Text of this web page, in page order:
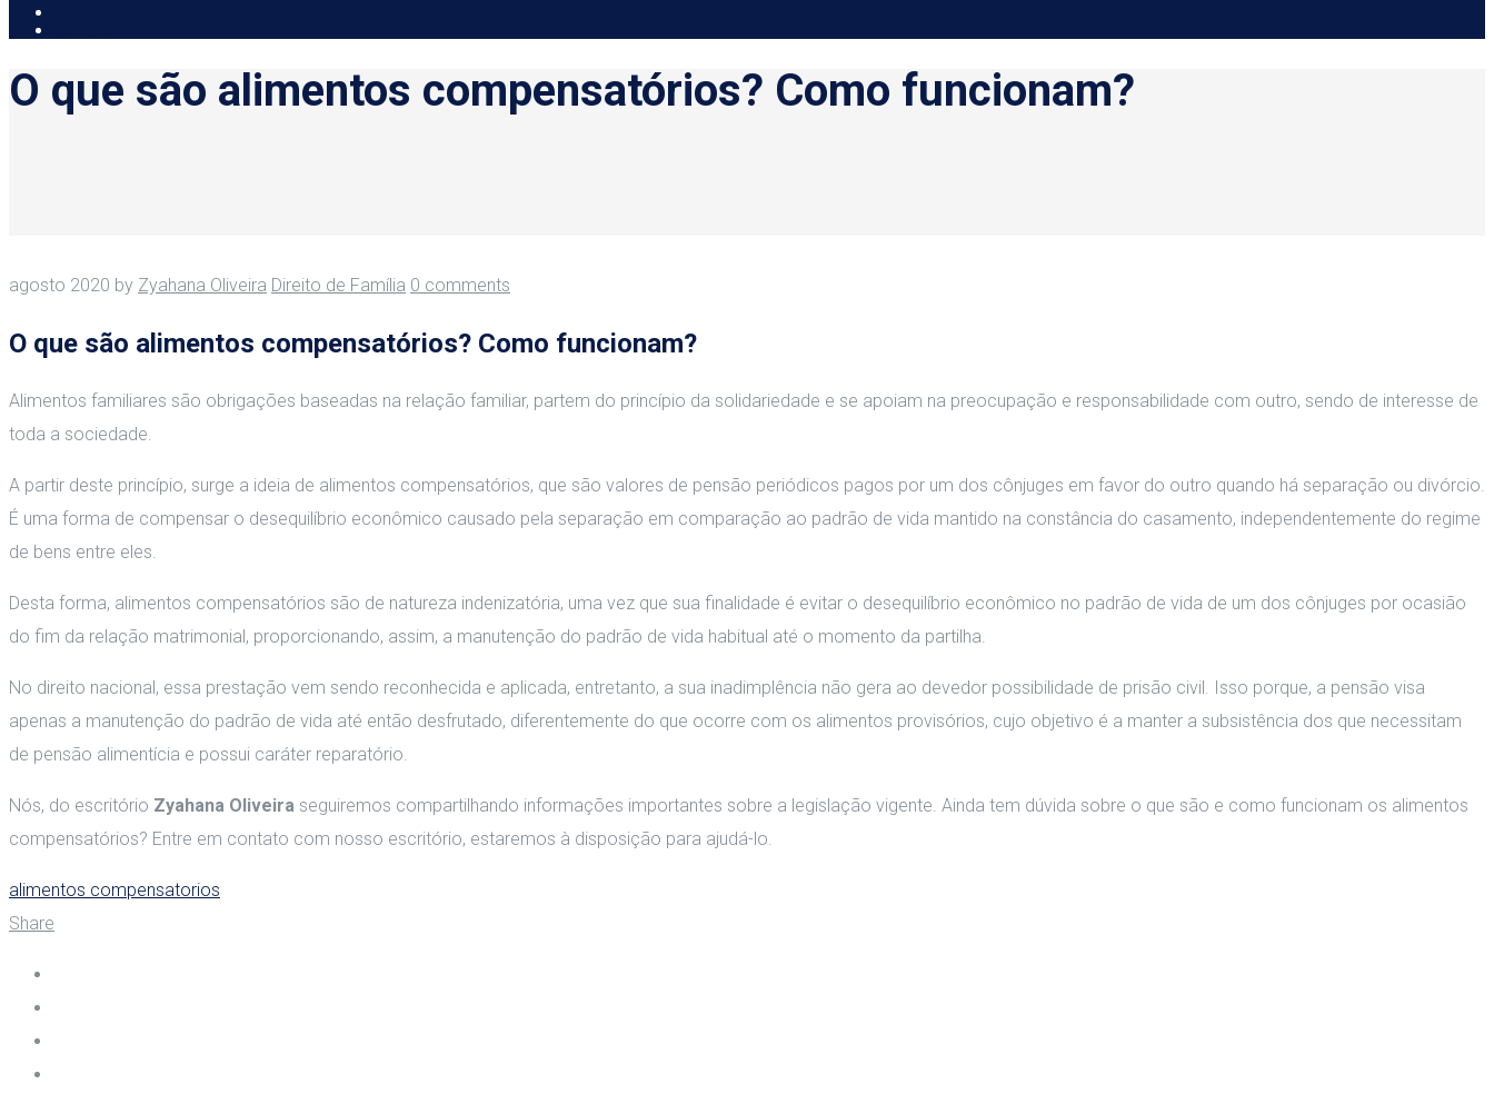
O que são alimentos compensatórios? Como funcionam?
agosto 2020 by Zyahana Oliveira Direito de Família 0 comments
O que são alimentos compensatórios? Como funcionam?
Alimentos familiares são obrigações baseadas na relação familiar, partem do princípio da solidariedade e se apoiam na preocupação e responsabilidade com outro, sendo de interesse de
toda a sociedade.
A partir deste princípio, surge a ideia de alimentos compensatórios, que são valores de pensão periódicos pagos por um dos cônjuges em favor do outro quando há separação ou divórcio.
É uma forma de compensar o desequilíbrio econômico causado pela separação em comparação ao padrão de vida mantido na constância do casamento, independentemente do regime
de bens entre eles.
Desta forma, alimentos compensatórios são de natureza indenizatória, uma vez que sua finalidade é evitar o desequilíbrio econômico no padrão de vida de um dos cônjuges por ocasião
do fim da relação matrimonial, proporcionando, assim, a manutenção do padrão de vida habitual até o momento da partilha.
No direito nacional, essa prestação vem sendo reconhecida e aplicada, entretanto, a sua inadimplência não gera ao devedor possibilidade de prisão civil. Isso porque, a pensão visa
apenas a manutenção do padrão de vida até então desfrutado, diferentemente do que ocorre com os alimentos provisórios, cujo objetivo é a manter a subsistência dos que necessitam
de pensão alimentícia e possui caráter reparatório.
Nós, do escritório Zyahana Oliveira seguiremos compartilhando informações importantes sobre a legislação vigente. Ainda tem dúvida sobre o que são e como funcionam os alimentos
compensatórios? Entre em contato com nosso escritório, estaremos à disposição para ajudá-lo.
alimentos compensatorios
Share